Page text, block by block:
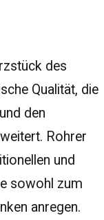
des
Qualität, die
den
Rohrer
und
sowohl zum
anregen.